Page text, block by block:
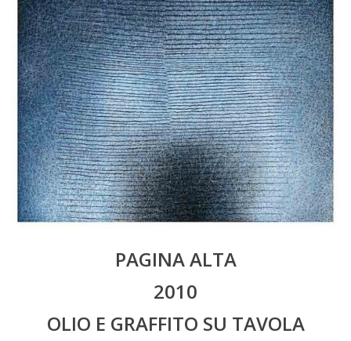
PAGINA ALTA
2010
OLIO E GRAFFITO SU TAVOLA